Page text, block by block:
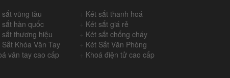
sắt vũng tàu
Két sắt thanh hoá
sắt hàn quốc
Két sắt giá rẻ
sắt thương hiệu
Két sắt chống cháy
Sắt Khóa Vân Tay
Két Sắt Văn Phòng
vân tay cao cấp Khoá điện tử cao cấp